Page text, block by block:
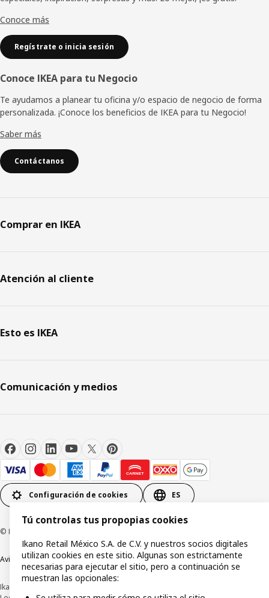
página
Conoce más
Regístrate o inicia sesión
Conoce IKEA para tu Negocio
Te ayudamos a planear tu oficina y/o espacio de negocio de forma
personalizada. ¡Conoce los beneficios de IKEA para tu Negocio!
Saber más
Contáctanos
Comprar en IKEA
Atención al cliente
Esto es IKEA
Comunicación y medios
Configuración de cookies ES
© Inter IKEA Systems B.V.1999-2026
Aviso de privacidadPolítica de cookiesTérminos y condiciones de uso
Ikano Retail México, S.A. de C.V.
Tú controlas tus propopias cookies
Ikano Retail México S.A. de C.V. y nuestros socios digitales
utilizan cookies en este sitio. Algunas son estrictamente
necesarias para ejecutar el sitio, pero a continuación se
muestran las opcionales: